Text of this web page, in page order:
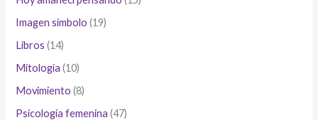
Imagen símbolo (19)
Libros (14)
Mitología (10)
Movimiento (8)
Psicología femenina (47)